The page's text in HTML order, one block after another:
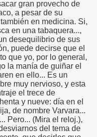
gran provecho de
a pesar de su
en medicina. Si,
en una tabaquera...,
desequilibrio de sus
puede decirse que el
que yo, por lo general,
la manía de guiñar el
en ello... Es un
muy nervioso, y esta
el trece de
y nueve: día en el
de nombre Varvara...
Pero... (Mira el reloj.),
del tema de